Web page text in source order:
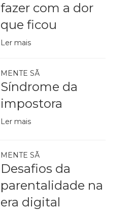
fazer com a dor
que ficou
Ler mais
MENTE SÃ
Síndrome da
impostora
Ler mais
MENTE SÃ
Desafios da
parentalidade na
era digital